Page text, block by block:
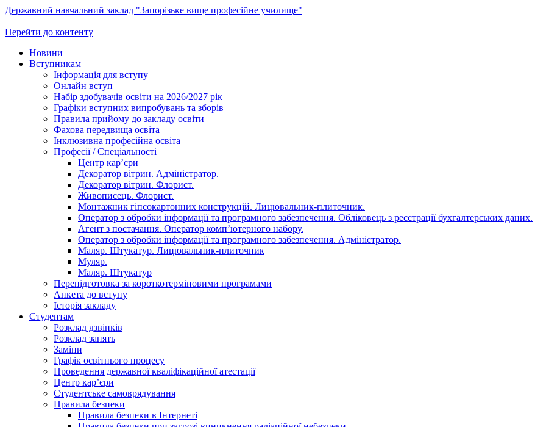
Державний навчальний заклад "Запорізьке вище професійне училище"
Перейти до контенту
Новини
Вступникам
Інформація для вступу
Онлайн вступ
Набір здобувачів освіти на 2026/2027 рік
Графіки вступних випробувань та зборів
Правила прийому до закладу освіти
Фахова передвища освіта
Інклюзивна професійна освіта
Професії / Спеціальності
Центр кар’єри
Декоратор вітрин. Адміністратор.
Декоратор вітрин. Флорист.
Живописець. Флорист.
Монтажник гіпсокартонних конструкцій. Лицювальник-плиточник.
Оператор з обробки інформації та програмного забезпечення. Обліковець з реєстрації бухгалтерських даних.
Агент з постачання. Оператор комп’ютерного набору.
Оператор з обробки інформації та програмного забезпечення. Адміністратор.
Маляр. Штукатур. Лицювальник-плиточник
Муляр.
Маляр. Штукатур
Перепідготовка за короткотерміновими програмами
Анкета до вступу
Історія закладу
Студентам
Розклад дзвінків
Розклад занять
Заміни
Графік освітнього процесу
Проведення державної кваліфікаційної атестації
Центр кар’єри
Студентське самоврядування
Правила безпеки
Правила безпеки в Інтернеті